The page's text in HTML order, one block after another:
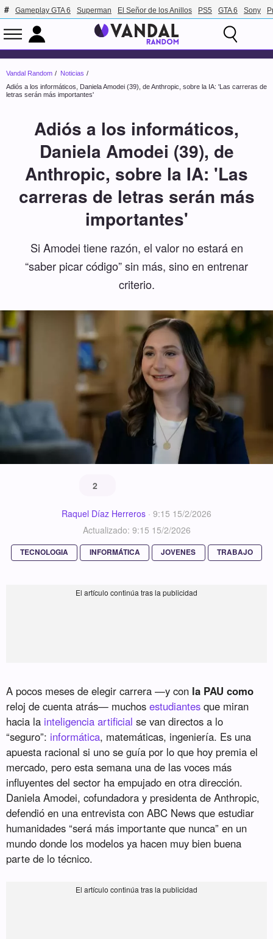
Gameplay GTA 6 Superman El Señor de los Anillos PS5 GTA 6 Sony
Vandal Random
Noticias
Adiós a los informáticos, Daniela Amodei (39), de Anthropic, sobre la IA: 'Las carreras de
letras serán más importantes'
Adiós a los informáticos,
Daniela Amodei (39), de
Anthropic, sobre la IA: 'Las
carreras de letras serán más
importantes'
Si Amodei tiene razón, el valor no estará en
“saber picar código” sin más, sino en entrenar
criterio.
2
Raquel Díaz Herreros · 9:15 15/2/2026
Actualizado: 9:15 15/2/2026
TECNOLOGIA INFORMÁTICA JOVENES TRABAJO
A pocos meses de elegir carrera —y con la PAU como
reloj de cuenta atrás— muchosestudiantes que miran
hacia la inteligencia artificial se van directos a lo
“seguro”: informática, matemáticas, ingeniería. Es una
apuesta racional si uno se guía por lo que hoy premia el
mercado, pero esta semana una de las voces más
influyentes del sector ha empujado en otra dirección.
Daniela Amodei, cofundadora y presidenta de Anthropic,
defendió en una entrevista con ABC News que estudiar
humanidades “será más importante que nunca” en un
mundo donde los modelos ya hacen muy bien buena
parte de lo técnico.